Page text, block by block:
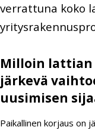
verrattuna koko
Milloin lattian
järkevä
uusimisen
Paikallinen korjaus on